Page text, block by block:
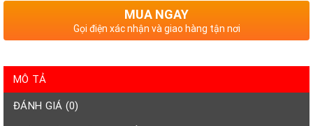
MUA NGAY
Gọi điện xác nhận và giao hàng tận nơi
MÔ TẢ
ĐÁNH GIÁ (0)